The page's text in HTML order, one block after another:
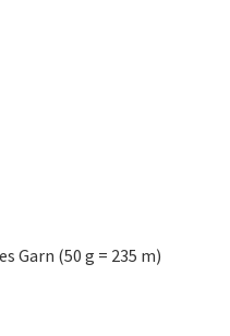
Garn (50 g = 235 m)